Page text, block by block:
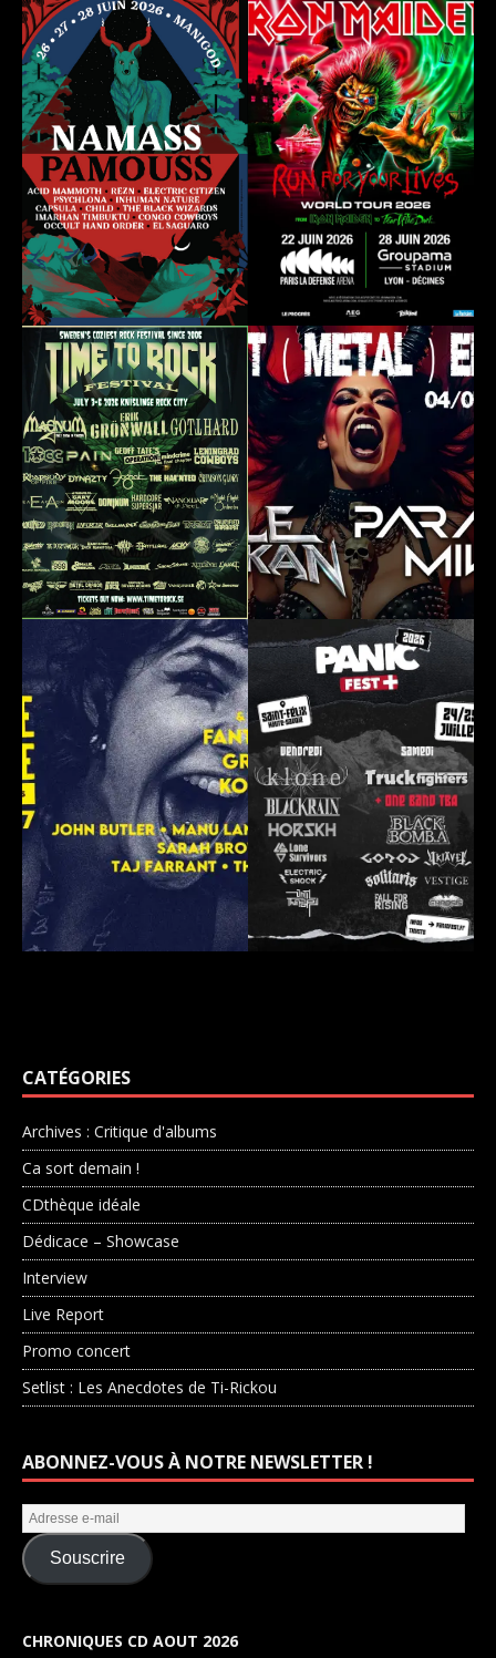
CATÉGORIES
Archives : Critique d'albums
Ca sort demain !
CDthèque idéale
Dédicace – Showcase
Interview
Live Report
Promo concert
Setlist : Les Anecdotes de Ti-Rickou
ABONNEZ-VOUS À NOTRE NEWSLETTER !
Souscrire
CHRONIQUES CD AOUT 2026